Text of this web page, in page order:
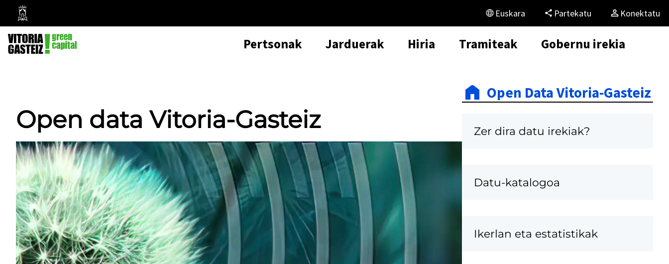
Vitoria-
Gasteizko
Udala
Euskara Partekatu Konektatu
Pertsonak Jarduerak Hiria Tramiteak Gobernu irekia
Open data Vitoria-Gasteiz
Open Data Vitoria-Gasteiz
Zer dira datu irekiak?
Datu-katalogoa
Ikerlan eta estatistikak